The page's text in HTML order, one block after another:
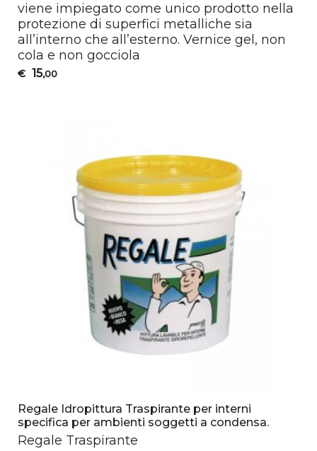
viene impiegato come unico prodotto nella
protezione di superfici metalliche sia
all’interno che all’esterno. Vernice gel, non
cola e non gocciola
€ 15,00
Regale Idropittura Traspirante per interni
specifica per ambienti soggetti a condensa.
Regale Traspirante